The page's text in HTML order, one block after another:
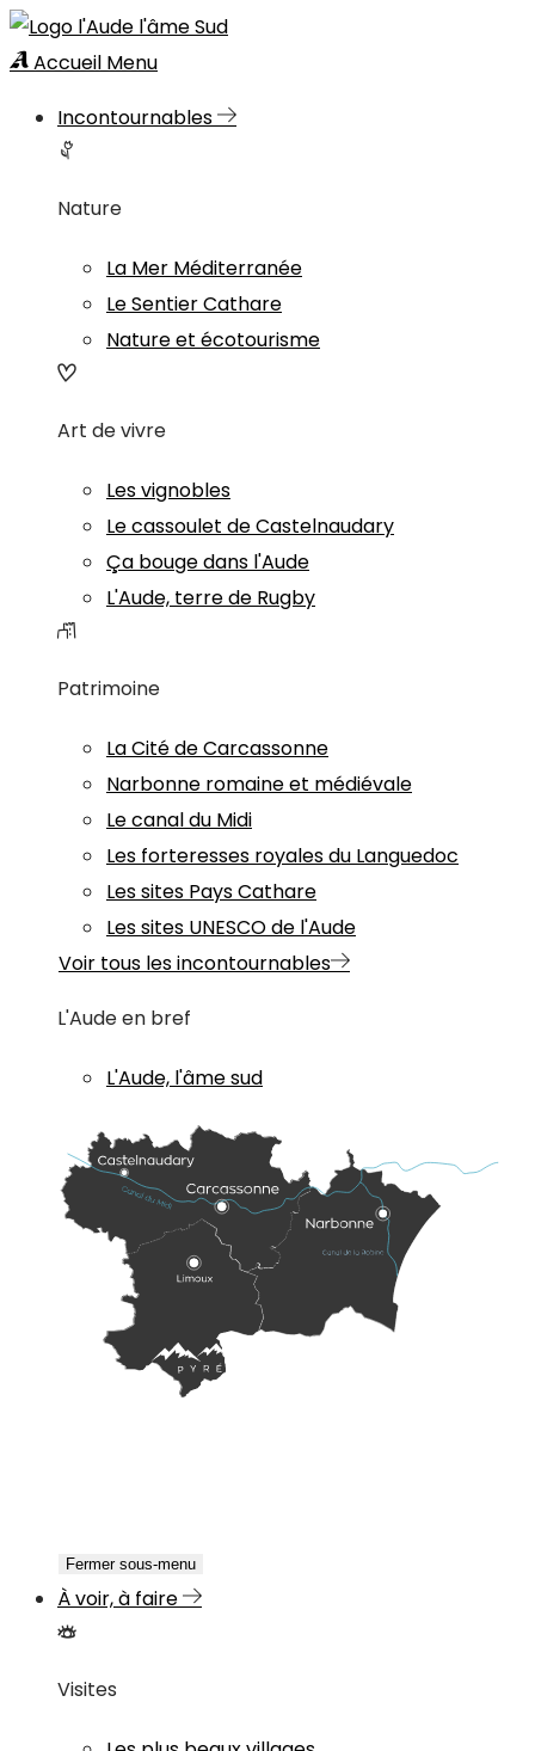
Accueil Menu
Incontournables
Nature
La Mer Méditerranée
Le Sentier Cathare
Nature et écotourisme
Art de vivre
Les vignobles
Le cassoulet de Castelnaudary
Ça bouge dans l'Aude
L'Aude, terre de Rugby
Patrimoine
La Cité de Carcassonne
Narbonne romaine et médiévale
Le canal du Midi
Les forteresses royales du Languedoc
Les sites Pays Cathare
Les sites UNESCO de l'Aude
Voir tous les incontournables
L'Aude en bref
L'Aude, l'âme sud
Fermer sous-menu
À voir, à faire
Visites